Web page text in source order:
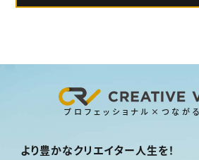
プロフェッショナル×つなが
より豊かなクリエイター人生を！